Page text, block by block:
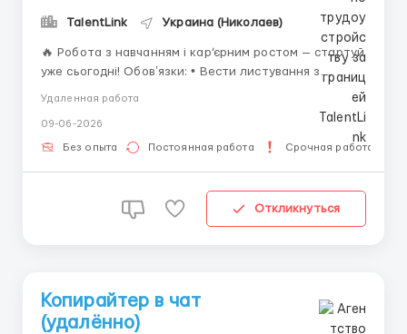
TalentLink Украина (Николаев)
🔥 Робота з навчанням і кар’єрним ростом — стартуй
уже сьогодні! Обовʼязки: • Вести листування з
клієнтами в онлайн-чаті • Давати відповіді на
запитання за готовими скриптами • Консультувати
клієнтів у виборі товарів чи послуг Вимоги: • Робота
тільки з ПК або...
Удаленная работа
09-06-2026
Без опыта Постоянная работа Срочная работа
Откликнуться
Копирайтер в чат
(удалённо)